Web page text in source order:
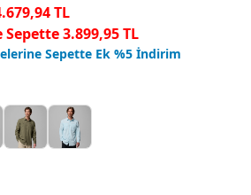
TL
3.899,95 TL
Sepette Ek %5 İndirim